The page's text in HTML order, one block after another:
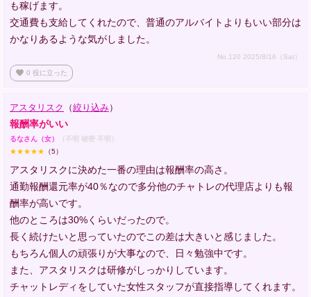
も稼げます。
交通費も支給してくれたので、普通のアルバイトよりもいい部分は
かなりあるような気がしました。
No.120 2025/8/16（Sat）
favorite 0 役に立った
アスタリスク （絞り込み）
報酬率がいい
るなさん（女）
（不明 秘密 不明）
★★★★★ （5）
アスタリスクに決めた一番の理由は報酬率の高さ。
通勤報酬還元率が40％なので多分他のチャトレの代理店よりも報
酬率が高いです。
他のところは30%くらいだったので。
長く続けたいと思っていたのでこの差は大きいと感じました。
もちろん個人の頑張りが大事なので、日々勉強中です。
また、アスタリスクは研修がしっかりしています。
チャットレディをしていた女性スタッフが直接指導してくれます。